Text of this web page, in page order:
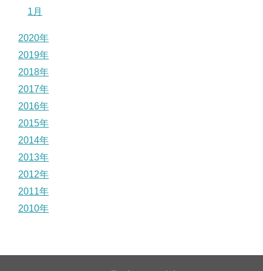
1月
2020年
2019年
2018年
2017年
2016年
2015年
2014年
2013年
2012年
2011年
2010年